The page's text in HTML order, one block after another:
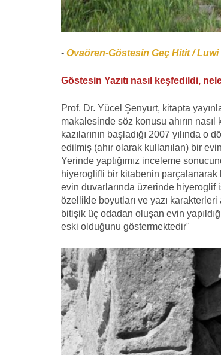
- Ovaören-Göstesin Geç Hitit / Luwi
Göstesin Yazıtı nasıl keşfedildi,
Prof. Dr. Yücel Şenyurt, kitapta
makalesinde söz konusu ahırın
kazılarının başladığı 2007 yılında
edilmiş (ahır olarak kullanılan) bir
Yerinde yaptığımız inceleme
hiyeroglifli bir kitabenin parçalanarak
evin duvarlarında üzerinde
özellikle boyutları ve yazı karakterleri
bitişik üç odadan oluşan evin
eski olduğunu göstermektedir"